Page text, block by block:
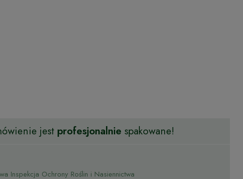
jest profesjonalnie spakowane!
Inspekcja Ochrony Roślin i Nasiennictwa